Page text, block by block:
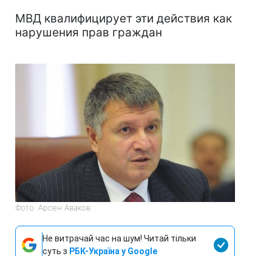
МВД квалифицирует эти действия как
нарушения прав граждан
Фото: Арсен Аваков
Не витрачай час на шум! Читай тільки
суть з РБК-Україна у Google